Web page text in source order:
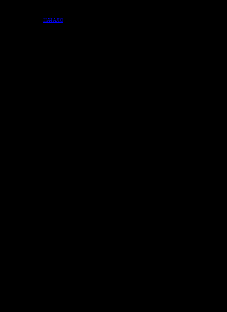
НАЧАЛО